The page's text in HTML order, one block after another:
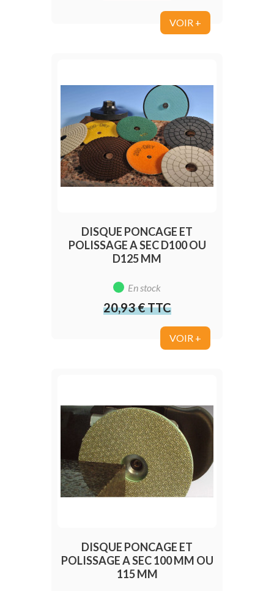
VOIR +
DISQUE PONCAGE ET
POLISSAGE A SEC D100 OU
D125 MM
En stock
Prix
20,93 € TTC
VOIR +
DISQUE PONCAGE ET
POLISSAGE A SEC 100 MM OU
115 MM